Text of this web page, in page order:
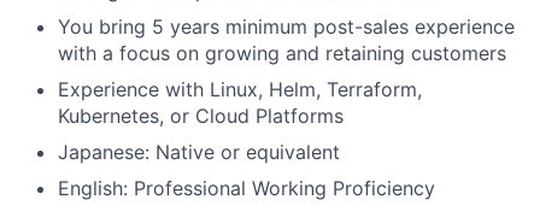
You bring 5 years minimum post-sales experience
with a focus on growing and retaining customers
Experience with Linux, Helm, Terraform,
Kubernetes, or Cloud Platforms
Japanese: Native or equivalent
English: Professional Working Proficiency